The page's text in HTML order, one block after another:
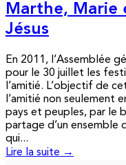
Marthe, Marie
Jésus
En 2011, l’Assemblée
pour le 30 juillet les
l’amitié. L’objectif de
l’amitié non seulement
pays et peuples, par le
partage d’un ensemble
qui...
Lire la suite →